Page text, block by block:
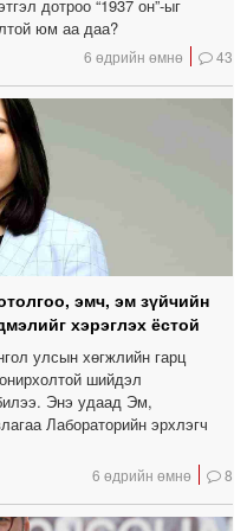
дотроо “1937 он”-ыг
юм аа даа?
6 өдрийн өмнө 43
эмч, эм зүйчийн
хэрэглэх ёстой
улсын хөгжлийн гарц
шийдэл
Энэ удаад Эм,
Лабораторийн эрхлэгч
6 өдрийн өмнө 8